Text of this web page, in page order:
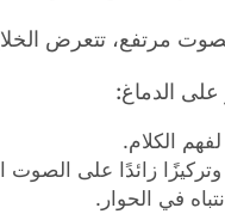
مرتفع، تتعرض
على الدماغ:
الكلام.
زائدًا على الصوت
في الحوار.